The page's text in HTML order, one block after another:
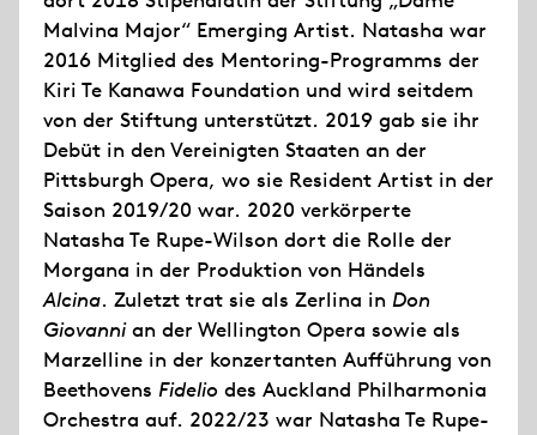
Malvina Major“ Emerging Artist. Natasha war
2016 Mitglied des Mentoring-Programms der
Kiri Te Kanawa Foundation und wird seitdem
von der Stiftung unterstützt. 2019 gab sie ihr
Debüt in den Vereinigten Staaten an der
Pittsburgh Opera, wo sie Resident Artist in der
Saison 2019/20 war. 2020 verkörperte
Natasha Te Rupe-Wilson dort die Rolle der
Morgana in der Produktion von Händels
Alcina. Zuletzt trat sie als Zerlina in Don
Giovannian der Wellington Opera sowie als
Marzelline in der konzertanten Aufführung von
Beethovens Fidelio des Auckland Philharmonia
Orchestra auf. 2022/23 war Natasha Te Rupe-